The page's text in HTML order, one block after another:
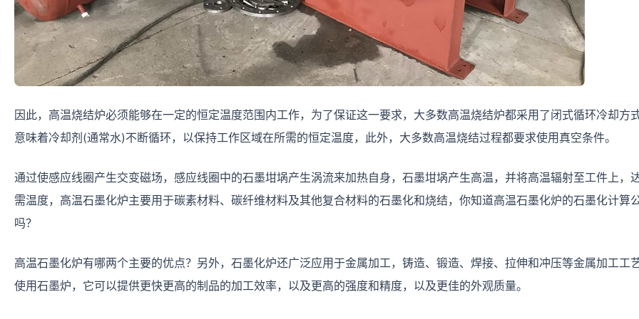
因此，高温烧结炉必须能够在一定的恒定温度范围内工作，为了保证这一要求，大多数高温烧结炉都采用了闭式循环冷却方
意味着冷却剂(通常水)不断循环，以保持工作区域在所需的恒定温度，此外，大多数高温烧结过程都要求使用真空条件。
通过使感应线圈产生交变磁场，感应线圈中的石墨坩埚产生涡流来加热自身，石墨坩埚产生高温，并将高温辐射至工件上，
需温度，高温石墨化炉主要用于碳素材料、碳纤维材料及其他复合材料的石墨化和烧结，你知道高温石墨化炉的石墨化计算
吗？
高温石墨化炉有哪两个主要的优点？另外，石墨化炉还广泛应用于金属加工，铸造、锻造、焊接、拉伸和冲压等金属加工工
使用石墨炉，它可以提供更快更高的制品的加工效率，以及更高的强度和精度，以及更佳的外观质量。